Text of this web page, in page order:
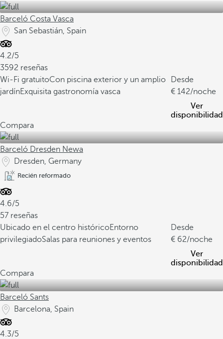
Barceló Costa Vasca
San Sebastián, Spain
4.2/5
3592 reseñas
Wi-Fi gratuitoCon piscina exterior y un amplio
jardínExquisita gastronomía vasca
Desde
142/noche
Ver
disponibilidad
Compara
Barceló Dresden Newa
Dresden, Germany
Recién reformado
4.6/5
57 reseñas
Ubicado en el centro históricoEntorno
privilegiadoSalas para reuniones y eventos
Desde
62/noche
Ver
disponibilidad
Compara
Barceló Sants
Barcelona, Spain
4.3/5